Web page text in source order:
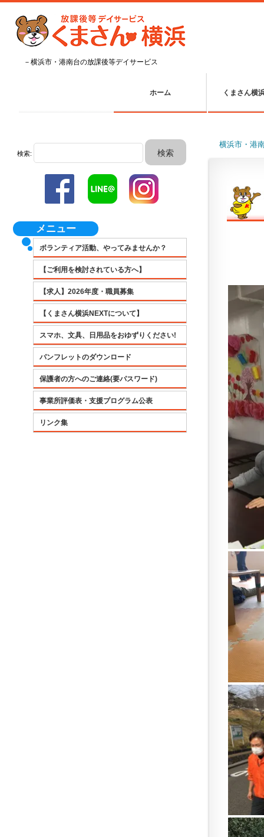
－横浜市・港南台の放課後等デイサービス
ホーム くまさん横
検索:
メニュー
ボランティア活動、やってみませんか？
【ご利用を検討されている方へ】
【求人】2026年度・職員募集
【くまさん横浜NEXTについて】
スマホ、文具、日用品をおゆずりください!
パンフレットのダウンロード
保護者の方へのご連絡(要パスワード)
事業所評価表・支援プログラム公表
リンク集
横浜市・港